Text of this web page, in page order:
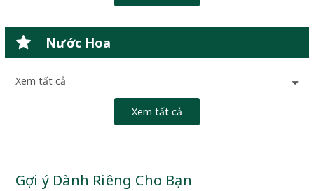
Nước Hoa
Xem tất cả
Xem tất cả
Gợi ý Dành Riêng Cho Bạn